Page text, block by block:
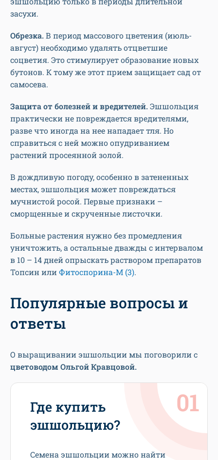
засухи.
Обрезка.В период массового цветения (июль-
август) необходимо удалять отцветшие
соцветия. Это стимулирует образование новых
бутонов. К тому же этот прием защищает сад от
самосева.
Защита от болезней и вредителей.Эшшольция
практически не повреждается вредителями,
разве что иногда на нее нападает тля. Но
справиться с ней можно опудриванием
растений просеянной золой.
В дождливую погоду, особенно в затененных
местах, эшшольция может повреждаться
мучнистой росой. Первые признаки –
сморщенные и скрученные листочки.
Больные растения нужно без промедления
уничтожить, а остальные дважды с интервалом
в 10 – 14 дней опрыскать раствором препаратов
Топсин или Фитоспорина-М (3).
Популярные вопросы и
ответы
О выращивании эшшольции мы поговорили с
цветоводом Ольгой Кравцовой.
Где купить
эшшольцию?
Семена эшшольции можно найти